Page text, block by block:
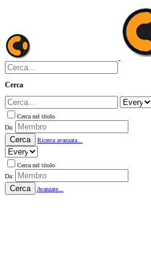
Cerca
Cerca nel titolo
Da:
Cerca Ricerca avanzata...
Cerca nel titolo
Da:
Cerca Avanzate...